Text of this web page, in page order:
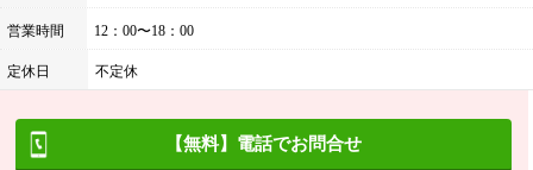
営業時間 12：00〜18：00
定休日 不定休
【無料】電話でお問合せ